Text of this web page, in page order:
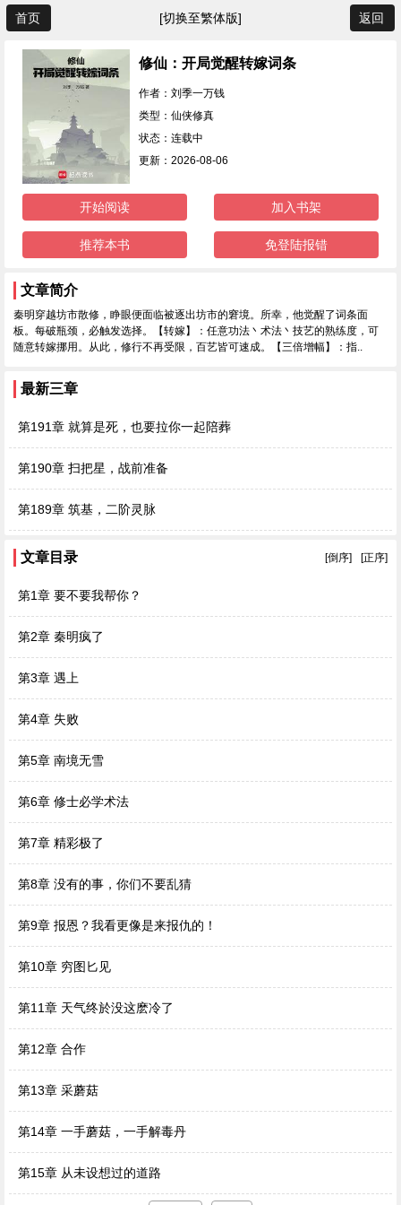
首页 [切换至繁体版] 返回
修仙：开局觉醒转嫁词条
作者：刘季一万钱
类型：仙侠修真
状态：连载中
更新：2026-08-06
开始阅读 加入书架
推荐本书 免登陆报错
文章简介
秦明穿越坊市散修，睁眼便面临被逐出坊市的窘境。所幸，他觉醒了词条面
板。每破瓶颈，必触发选择。【转嫁】：任意功法丶术法丶技艺的熟练度，可
随意转嫁挪用。从此，修行不再受限，百艺皆可速成。【三倍增幅】：指..
最新三章
第191章 就算是死，也要拉你一起陪葬
第190章 扫把星，战前准备
第189章 筑基，二阶灵脉
文章目录 [正序]
[倒序]
第1章 要不要我帮你？
第2章 秦明疯了
第3章 遇上
第4章 失败
第5章 南境无雪
第6章 修士必学术法
第7章 精彩极了
第8章 没有的事，你们不要乱猜
第9章 报恩？我看更像是来报仇的！
第10章 穷图匕见
第11章 天气终於没这麽冷了
第12章 合作
第13章 采蘑菇
第14章 一手蘑菇，一手解毒丹
第15章 从未设想过的道路